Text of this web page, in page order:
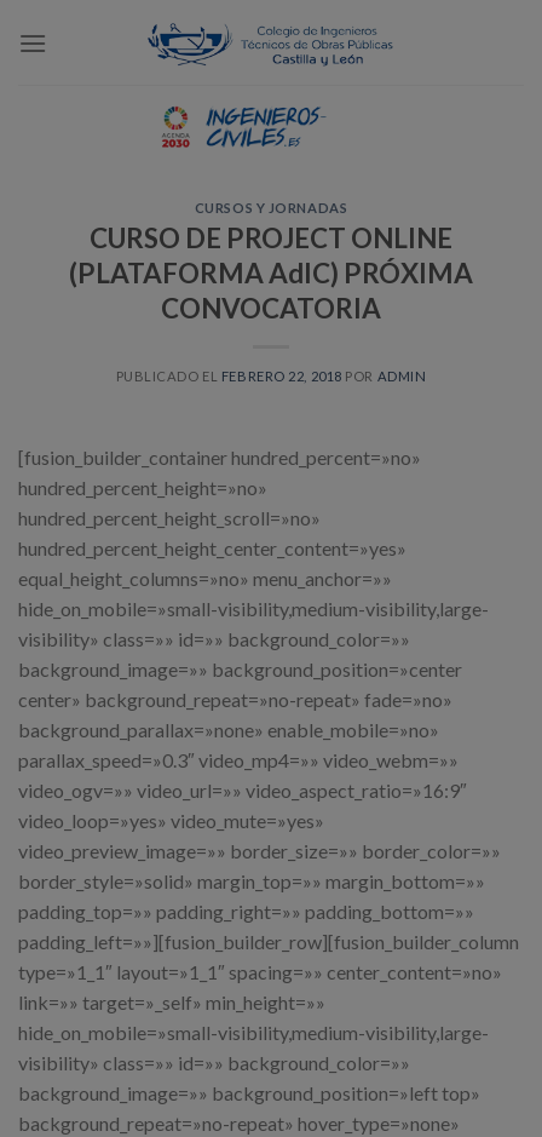
CURSOS Y JORNADAS
CURSO DE PROJECT ONLINE
(PLATAFORMA AdIC) PRÓXIMA
CONVOCATORIA
PUBLICADO EL FEBRERO 22, 2018 POR ADMIN
[fusion_builder_container hundred_percent=»no»
hundred_percent_height=»no»
hundred_percent_height_scroll=»no»
hundred_percent_height_center_content=»yes»
equal_height_columns=»no» menu_anchor=»»
hide_on_mobile=»small-visibility,medium-visibility,large-
visibility» class=»» id=»» background_color=»»
background_image=»» background_position=»center
center» background_repeat=»no-repeat» fade=»no»
background_parallax=»none» enable_mobile=»no»
parallax_speed=»0.3″ video_mp4=»» video_webm=»»
video_ogv=»» video_url=»» video_aspect_ratio=»16:9″
video_loop=»yes» video_mute=»yes»
video_preview_image=»» border_size=»» border_color=»»
border_style=»solid» margin_top=»» margin_bottom=»»
padding_top=»» padding_right=»» padding_bottom=»»
padding_left=»»][fusion_builder_row][fusion_builder_column
type=»1_1″ layout=»1_1″ spacing=»» center_content=»no»
link=»» target=»_self» min_height=»»
hide_on_mobile=»small-visibility,medium-visibility,large-
visibility» class=»» id=»» background_color=»»
background_image=»» background_position=»left top»
background_repeat=»no-repeat» hover_type=»none»